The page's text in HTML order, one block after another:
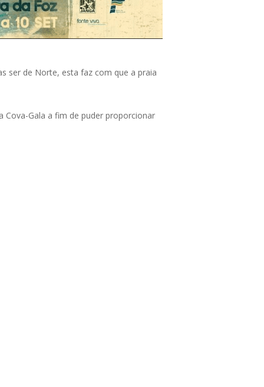
ser de Norte, esta faz com que a praia
Cova-Gala a fim de puder proporcionar